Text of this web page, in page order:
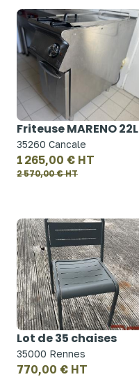
Friteuse MARENO 22L
35260 Cancale
1 265,00 € HT
2 570,00 € HT
Lot de 35 chaises
35000 Rennes
770,00 € HT